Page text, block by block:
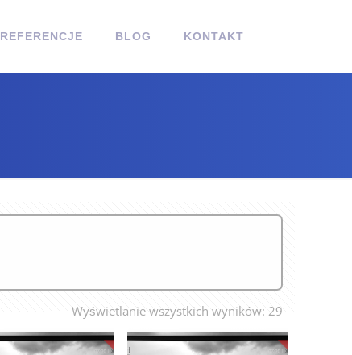
REFERENCJE BLOG KONTAKT
Wyświetlanie wszystkich wyników: 29